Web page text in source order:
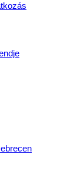
kiemelt
sok sikert